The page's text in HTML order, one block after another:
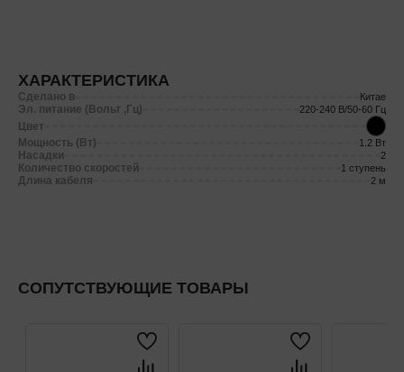
ХАРАКТЕРИСТИКА
Сделано в Китае
Эл. питание (Вольт ,Гц) 220-240 В/50-60 Гц
Цвет
Мощность (Вт)
1.2 Вт
Насадки 2
Количество скоростей 1 ступень
Длина кабеля 2 м
СОПУТСТВУЮЩИЕ ТОВАРЫ